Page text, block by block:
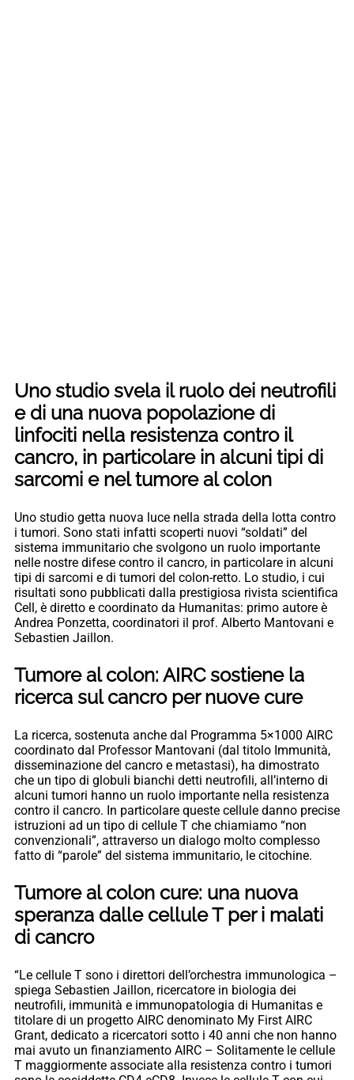
Uno studio svela il ruolo dei neutrofili
e di una nuova popolazione di
linfociti nella resistenza contro il
cancro, in particolare in alcuni tipi di
sarcomi e nel tumore al colon
Uno studio getta nuova luce nella strada della lotta contro
i tumori. Sono stati infatti scoperti nuovi “soldati” del
sistema immunitario che svolgono un ruolo importante
nelle nostre difese contro il cancro, in particolare in alcuni
tipi di sarcomi e di tumori del colon-retto. Lo studio, i cui
risultati sono pubblicati dalla prestigiosa rivista scientifica
Cell, è diretto e coordinato da Humanitas: primo autore è
Andrea Ponzetta, coordinatori il prof. Alberto Mantovani e
Sebastien Jaillon.
Tumore al colon: AIRC sostiene la
ricerca sul cancro per nuove cure
La ricerca, sostenuta anche dal Programma 5×1000 AIRC
coordinato dal Professor Mantovani (dal titolo Immunità,
disseminazione del cancro e metastasi), ha dimostrato
che un tipo di globuli bianchi detti neutrofili, all’interno di
alcuni tumori hanno un ruolo importante nella resistenza
contro il cancro. In particolare queste cellule danno precise
istruzioni ad un tipo di cellule T che chiamiamo “non
convenzionali”, attraverso un dialogo molto complesso
fatto di “parole” del sistema immunitario, le citochine.
Tumore al colon cure: una nuova
speranza dalle cellule T per i malati
di cancro
“Le cellule T sono i direttori dell’orchestra immunologica –
spiega Sebastien Jaillon, ricercatore in biologia dei
neutrofili, immunità e immunopatologia di Humanitas e
titolare di un progetto AIRC denominato My First AIRC
Grant, dedicato a ricercatori sotto i 40 anni che non hanno
mai avuto un finanziamento AIRC – Solitamente le cellule
T maggiormente associate alla resistenza contro i tumori